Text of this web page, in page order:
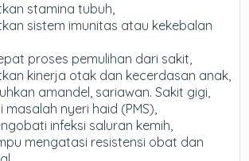
stamina tubuh,
sistem imunitas atau kekebalan
proses pemulihan dari sakit,
kinerja otak dan kecerdasan anak,
amandel, sariawan. Sakit gigi,
masalah nyeri haid (PMS),
infeksi saluran kemih,
mengatasi resistensi obat dan